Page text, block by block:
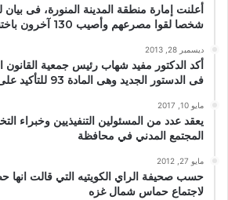
شخصا لقوا مصرعهم وأصيب 130 آخرون باختناقات إثر
ديسمبر 28, 2013
أكد الدكتور مفيد شهاب رئيس جمعية القانون
فى الدستور الجديد وهى المادة 93 للتأكيد على احترام مصر
مايو 10, 2017
يعقد عدد من المسئولين التنفيذيين وخبراء
المجتمع المدني في محافظة
مايو 27, 2012
حسب صحيفة الراي الكويتيه التي قالت
لاجتماع حماس شمال غزه